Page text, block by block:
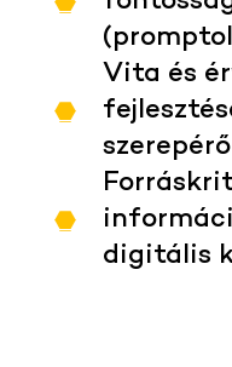
Vita és
digitális